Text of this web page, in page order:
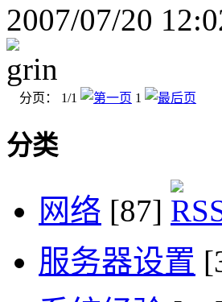
2007/07/20
分页： 1/1 1
分类
网络 [87]
服务器设置